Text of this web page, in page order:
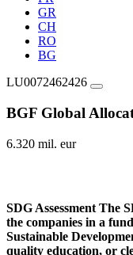
GR
CH
RO
BG
LU0072462426
BGF Global
6.320 mil. eur
SDG Assessment The
the companies in a
Sustainable
quality education, or